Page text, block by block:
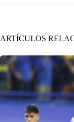
ARTÍCULOS